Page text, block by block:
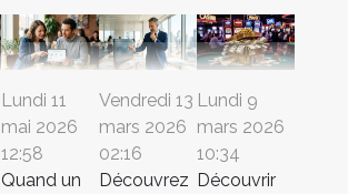
Lundi 11
mai 2026
12:58
Quand un
Vendredi 13
mars 2026
02:16
Découvrez
Lundi 9
mars 2026
10:34
Découvrir